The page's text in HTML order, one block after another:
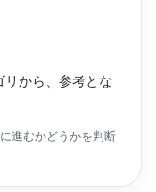
から、参考とな
進むかどうかを判断